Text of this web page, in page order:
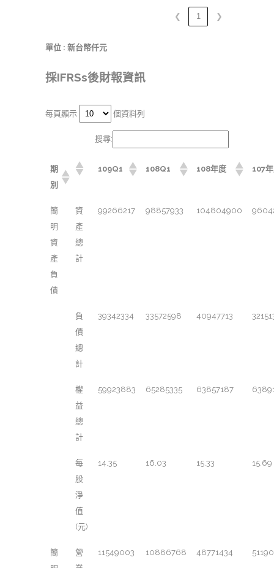
❮ 1 ❯
單位 : 新台幣仟元
採IFRSs後財報資訊
每頁顯示 個資料列
搜尋:
期
別
109Q1 108Q1 108年度 107
簡
明
資
產
負
債
資
產
總
計
99266217 98857933 104804900
負
債
總
計
39342334 33572598 40947713
權
益
總
計
59923883 65285335 63857187
每
股
淨
值
(元)
14.35 16.03 15.33 15.69
簡
營
11549003 10886768 48771434